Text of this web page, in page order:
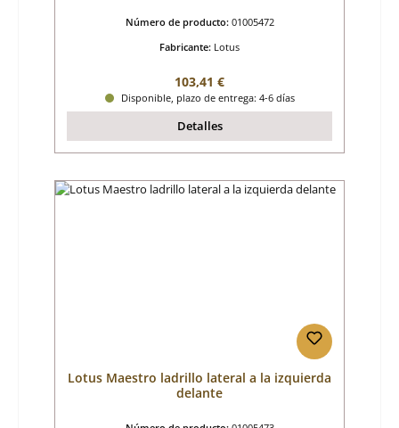
Número de producto: 01005472
Fabricante: Lotus
Precio normal:
103,41 €
Disponible, plazo de entrega: 4-6 días
Detalles
Lotus Maestro ladrillo lateral a la izquierda
delante